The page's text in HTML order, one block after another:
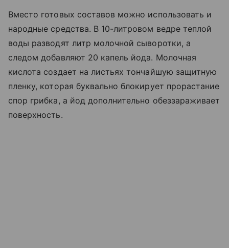
Вместо готовых составов можно использовать и
народные средства. В 10-литровом ведре теплой
воды разводят литр молочной сыворотки, а
следом добавляют 20 капель йода. Молочная
кислота создает на листьях тончайшую защитную
пленку, которая буквально блокирует прорастание
спор грибка, а йод дополнительно обеззараживает
поверхность.